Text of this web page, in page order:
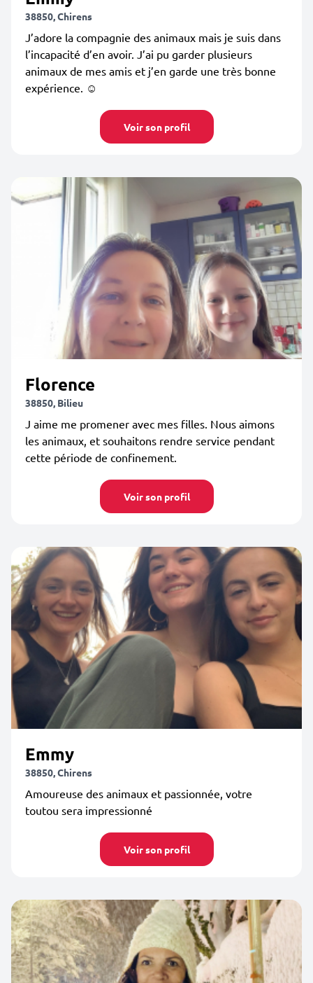
38850, Chirens
J’adore la compagnie des animaux mais je suis dans
l’incapacité d’en avoir. J’ai pu garder plusieurs
animaux de mes amis et j’en garde une très bonne
expérience. ☺️
Voir son profil
Florence
38850, Bilieu
J aime me promener avec mes filles. Nous aimons
les animaux, et souhaitons rendre service pendant
cette période de confinement.
Voir son profil
Emmy
38850, Chirens
Amoureuse des animaux et passionnée, votre
toutou sera impressionné
Voir son profil